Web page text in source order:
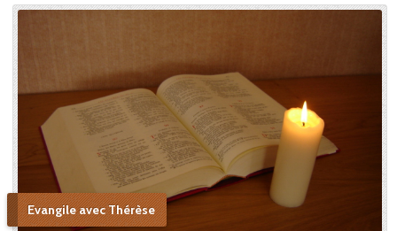
Evangile avec Thérèse